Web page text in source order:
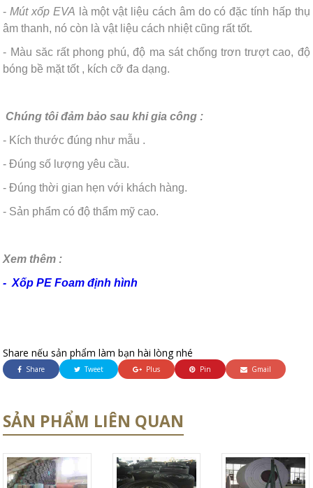
- Mút xốp EVA là một vật liệu cách âm do có đặc tính hấp thụ
âm thanh, nó còn là vật liệu cách nhiệt cũng rất tốt.
- Màu săc rất phong phú, độ ma sát chống trơn trượt cao, độ
bóng bề mặt tốt , kích cỡ đa dạng.
Chúng tôi đảm bảo sau khi gia công :
- Kích thước đúng như mẫu .
- Đúng số lượng yêu cầu.
- Đúng thời gian hẹn với khách hàng.
- Sản phẩm có độ thẩm mỹ cao.
Xem thêm :
- Xốp PE Foam định hình
Share nếu sản phẩm làm bạn hài lòng nhé
Share Tweet Plus Pin Gmail
SẢN PHẨM LIÊN QUAN